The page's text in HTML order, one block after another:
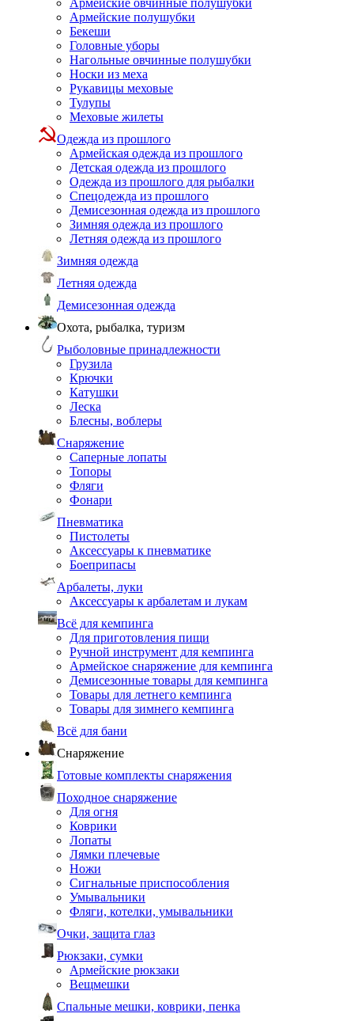
Армейские овчинные полушубки
Армейские полушубки
Бекеши
Головные уборы
Нагольные овчинные полушубки
Носки из меха
Рукавицы меховые
Тулупы
Меховые жилеты
Одежда из прошлого
Армейская одежда из прошлого
Детская одежда из прошлого
Одежда из прошлого для рыбалки
Спецодежда из прошлого
Демисезонная одежда из прошлого
Зимняя одежда из прошлого
Летняя одежда из прошлого
Зимняя одежда
Летняя одежда
Демисезонная одежда
Охота, рыбалка, туризм
Рыболовные принадлежности
Грузила
Крючки
Катушки
Леска
Блесны, воблеры
Снаряжение
Саперные лопаты
Топоры
Фляги
Фонари
Пневматика
Пистолеты
Аксессуары к пневматике
Боеприпасы
Арбалеты, луки
Аксессуары к арбалетам и лукам
Всё для кемпинга
Для приготовления пищи
Ручной инструмент для кемпинга
Армейское снаряжение для кемпинга
Демисезонные товары для кемпинга
Товары для летнего кемпинга
Товары для зимнего кемпинга
Всё для бани
Снаряжение
Готовые комплекты снаряжения
Походное снаряжение
Для огня
Коврики
Лопаты
Лямки плечевые
Ножи
Сигнальные приспособления
Умывальники
Фляги, котелки, умывальники
Очки, защита глаз
Рюкзаки, сумки
Армейские рюкзаки
Вещмешки
Спальные мешки, коврики, пенка